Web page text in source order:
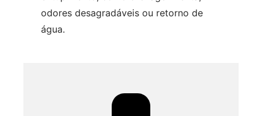
odores desagradáveis ou retorno de
água.